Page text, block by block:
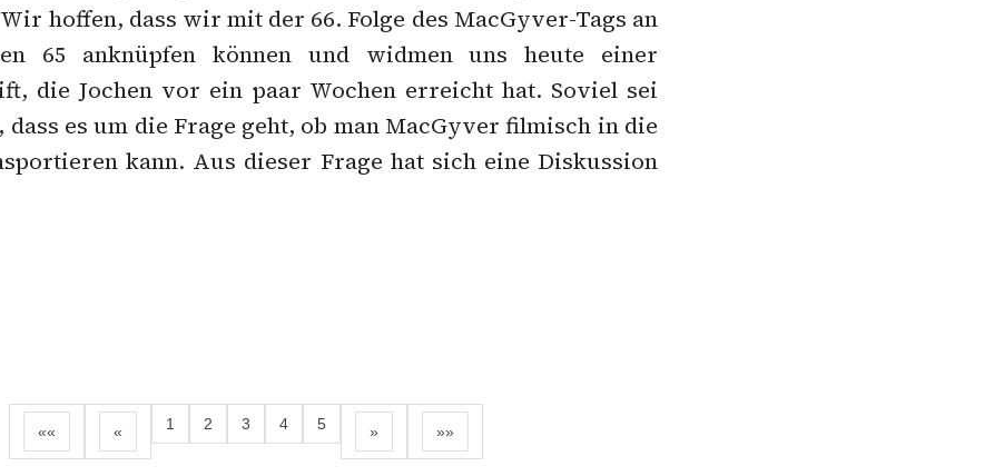
hoffen, dass wir mit der 66. Folge des MacGyver-Tags an
65 anknüpfen können und widmen uns heute einer
die Jochen vor ein paar Wochen erreicht hat. Soviel sei
es um die Frage geht, ob man MacGyver filmisch in die
kann. Aus dieser Frage hat sich eine Diskussion
«« « 1 2 3 4 5 » »»